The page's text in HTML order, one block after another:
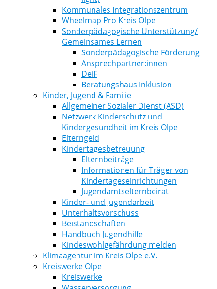
Kommunales Integrationszentrum
Wheelmap Pro Kreis Olpe
Sonderpädagogische Unterstützung/
Gemeinsames Lernen
Sonderpädagogische Förderung
Ansprechpartner:innen
DeiF
Beratungshaus Inklusion
Kinder, Jugend & Familie
Allgemeiner Sozialer Dienst (ASD)
Netzwerk Kinderschutz und
Kindergesundheit im Kreis Olpe
Elterngeld
Kindertagesbetreuung
Elternbeiträge
Informationen für Träger von
Kindertageseinrichtungen
Jugendamtselternbeirat
Kinder- und Jugendarbeit
Unterhaltsvorschuss
Beistandschaften
Handbuch Jugendhilfe
Kindeswohlgefährdung melden
Klimaagentur im Kreis Olpe e.V.
Kreiswerke Olpe
Kreiswerke